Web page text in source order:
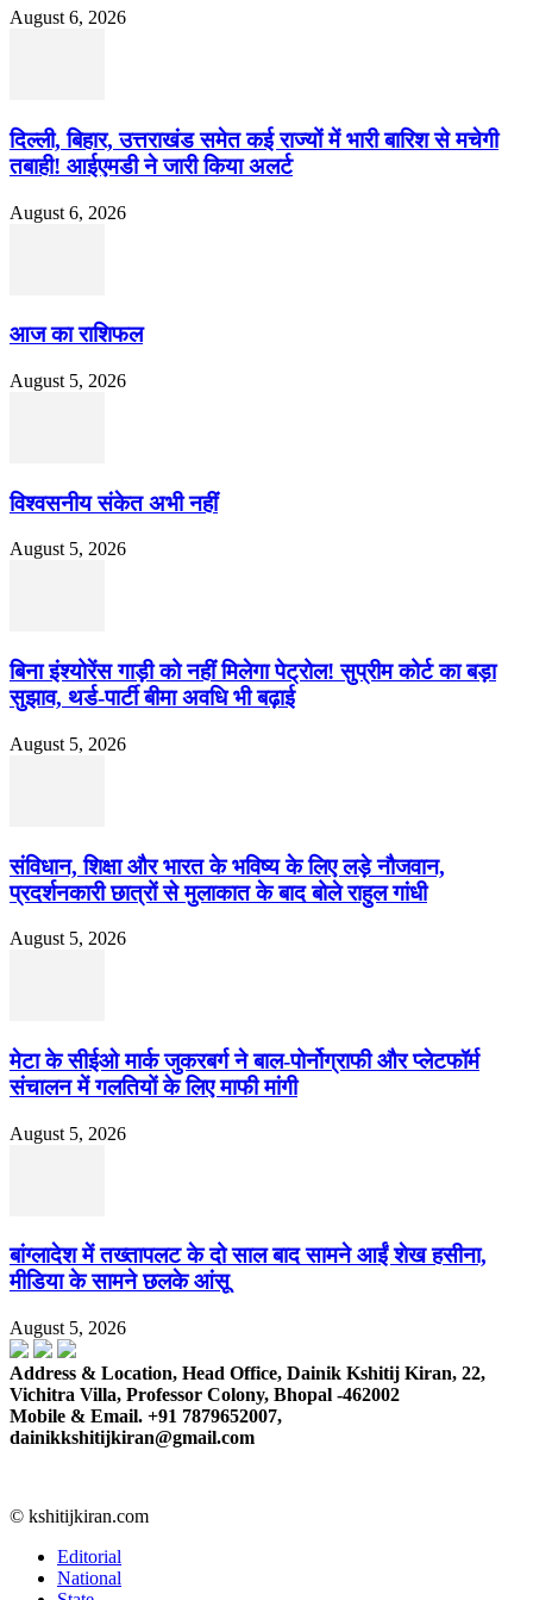
August 6, 2026
दिल्ली, बिहार, उत्तराखंड समेत कई राज्यों में भारी बारिश से मचेगी
तबाही! आईएमडी ने जारी किया अलर्ट
August 6, 2026
आज का राशिफल
August 5, 2026
विश्वसनीय संकेत अभी नहीं
August 5, 2026
बिना इंश्योरेंस गाड़ी को नहीं मिलेगा पेट्रोल! सुप्रीम कोर्ट का बड़ा
सुझाव, थर्ड-पार्टी बीमा अवधि भी बढ़ाई
August 5, 2026
संविधान, शिक्षा और भारत के भविष्य के लिए लड़े नौजवान,
प्रदर्शनकारी छात्रों से मुलाकात के बाद बोले राहुल गांधी
August 5, 2026
मेटा के सीईओ मार्क जुकरबर्ग ने बाल-पोर्नोग्राफी और प्लेटफॉर्म
संचालन में गलतियों के लिए माफी मांगी
August 5, 2026
बांग्लादेश में तख्तापलट के दो साल बाद सामने आईं शेख हसीना,
मीडिया के सामने छलके आंसू
August 5, 2026
Address & Location, Head Office, Dainik Kshitij Kiran, 22,
Vichitra Villa, Professor Colony, Bhopal -462002
Mobile & Email. +91 7879652007,
dainikkshitijkiran@gmail.com
© kshitijkiran.com
Editorial
National